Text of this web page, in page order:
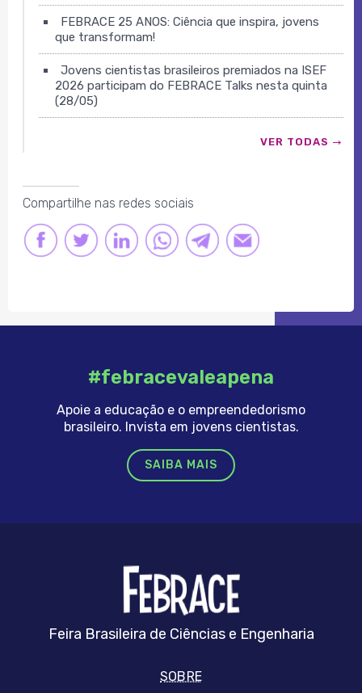
FEBRACE 25 ANOS: Ciência que inspira, jovens
que transformam!
Jovens cientistas brasileiros premiados na ISEF
2026 participam do FEBRACE Talks nesta quinta
(28/05)
VER TODAS
Compartilhe nas redes sociais
FACEBOOK
LINK
TWITTER
LINK
LINKEDIN
LINK
#febracevaleapena
Apoie a educação e o empreendedorismo
brasileiro. Invista em jovens cientistas.
SAIBA MAIS
FEBRRACE
Feira Brasileira de Ciências e Engenharia
SOBRE